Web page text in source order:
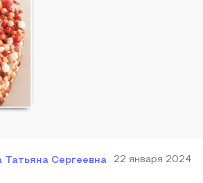
Татьяна Сергеевна 22 января 2024